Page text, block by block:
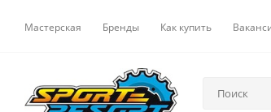
Мастерская Бренды Как купить